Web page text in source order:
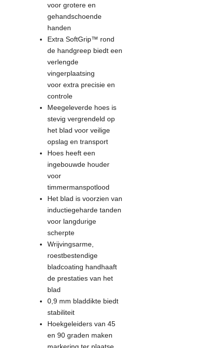
voor grotere en
gehandschoende
handen
Extra SoftGrip™ rond
de handgreep biedt een
verlengde
vingerplaatsing
voor extra precisie en
controle
Meegeleverde hoes is
stevig vergrendeld op
het blad voor veilige
opslag en transport
Hoes heeft een
ingebouwde houder
voor
timmermanspotlood
Het blad is voorzien van
inductiegeharde tanden
voor langdurige
scherpte
Wrijvingsarme,
roestbestendige
bladcoating handhaaft
de prestaties van het
blad
0,9 mm bladdikte biedt
stabiliteit
Hoekgeleiders van 45
en 90 graden maken
markering ter plaatse